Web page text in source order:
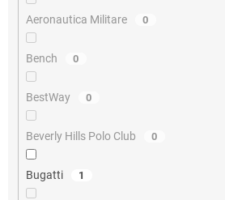
Aeronautica Militare 0
Bench 0
BestWay 0
Beverly Hills Polo Club 0
Bugatti 1